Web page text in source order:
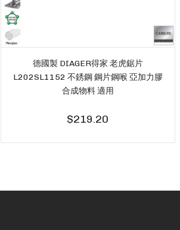
德國製 DIAGER得家 老虎鋸片
L202SL1152 不銹鋼 鋼片鋼喉 亞加力膠
合成物料 適用
$219.20